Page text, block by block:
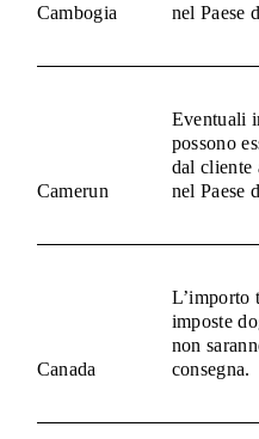
Cambogia
nel Paese
Camerun
Eventuali
possono
dal cliente
nel Paese
Canada
L’importo
imposte
non
consegna.